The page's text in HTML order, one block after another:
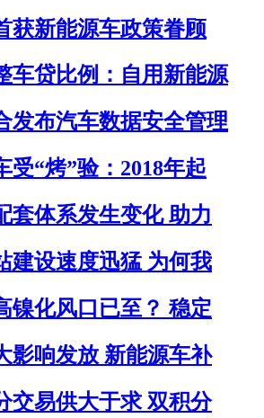
获新能源车政策眷顾
车贷比例：自用新能源
发布汽车数据安全管理
受“烤”验：2018年起
套体系发生变化 助力
建设速度迅猛 为何我
镍化风口已至？ 稳定
影响发放 新能源车补
交易供大于求 双积分